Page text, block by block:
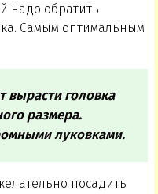
надо обратить
Самым оптимальным
вырасти головка
размера.
луковками.
посадить